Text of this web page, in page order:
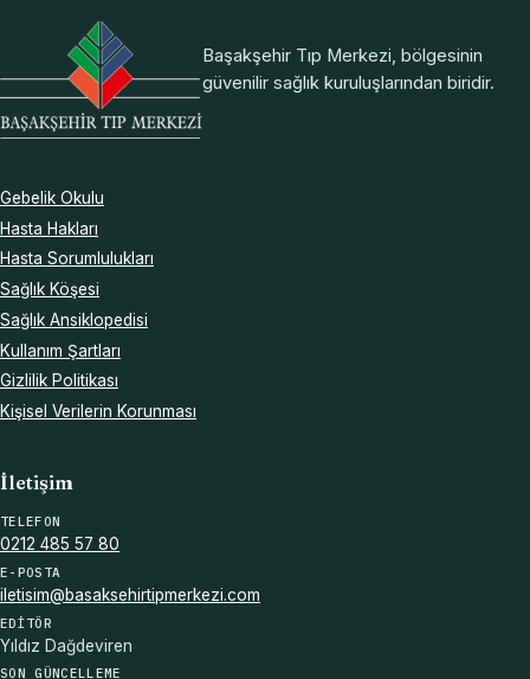
Başakşehir Tıp Merkezi, bölgesinin
güvenilir sağlık kuruluşlarından biridir.
Gebelik Okulu
Hasta Hakları
Hasta Sorumlulukları
Sağlık Köşesi
Sağlık Ansiklopedisi
Kullanım Şartları
Gizlilik Politikası
Kişisel Verilerin Korunması
İletişim
TELEFON
0212 485 57 80
E-POSTA
iletisim@basaksehirtipmerkezi.com
EDITÖR
Yıldız Dağdeviren
SON GÜNCELLEME